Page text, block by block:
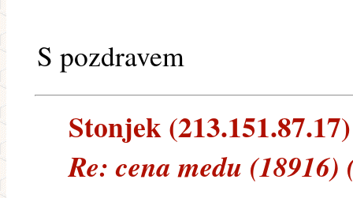
S pozdravem
Stonjek
Re: cena medu (18916)